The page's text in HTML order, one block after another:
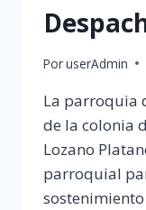
PoruserAdmin
La parroquia
de la colonia
Lozano
parroquial